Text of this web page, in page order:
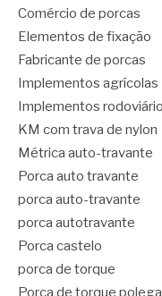
Comércio de porcas
Elementos de fixação
Fabricante de porcas
Implementos agrícolas
Implementos
KM com trava de nylon
Métrica auto-travante
Porca auto travante
porca auto-travante
porca autotravante
Porca castelo
porca de torque
Porca de torque